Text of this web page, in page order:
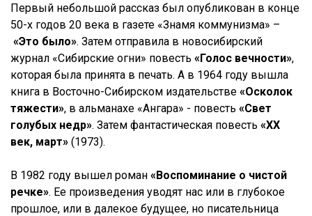
Первый небольшой рассказ был опубликован в конце
50-х годов 20 века в газете «Знамя коммунизма» –
«Это было». Затем отправила в новосибирский
журнал «Сибирские огни» повесть «Голос вечности»,
которая была принята в печать. А в 1964 году вышла
книга в Восточно-Сибирском издательстве «Осколок
тяжести», в альманахе «Ангара» - повесть «Свет
голубых недр». Затем фантастическая повесть «XX
век, март» (1973).
В 1982 году вышел роман «Воспоминание о чистой
речке». Ее произведения уводят нас или в глубокое
прошлое, или в далекое будущее, но писательница